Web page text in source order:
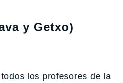
y Getxo)
los profesores de la